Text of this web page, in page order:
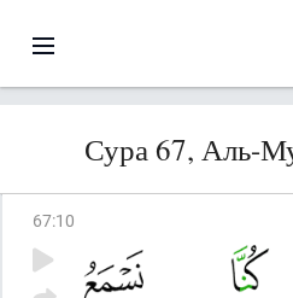
Сура 67, Аль-
67:10